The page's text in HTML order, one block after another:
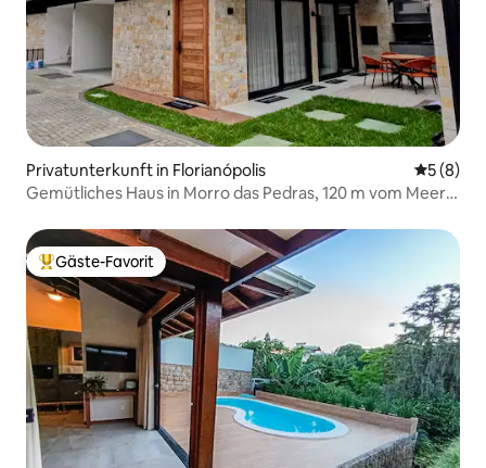
Privatunterkunft in Florianópolis
5 (8)
Gemütliches Haus in Morro das Pedras, 120 m vom Meer
Beliebter Gäste-Favorit.
Gäste-Favorit